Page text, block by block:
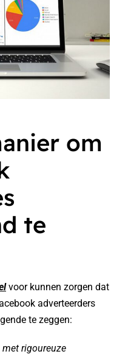
om
te
voor kunnen zorgen dat
adverteerders
te zeggen:
met rigoureuze